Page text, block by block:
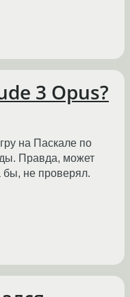
3 Opus?
на Паскале по
Правда, может
бы, не проверял.